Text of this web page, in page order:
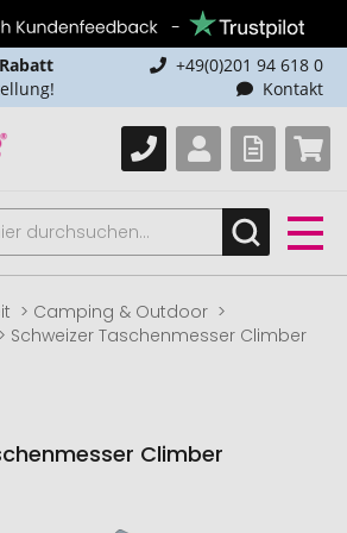
+49(0)201 94 618 0
Kontakt
Camping & Outdoor
Schweizer Taschenmesser Climber
Climber